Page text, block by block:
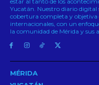
Yucatán. Nuestro diario
cobertura completa y objetiva
internacionales, con un
la comunidad de Mérida y sus
MÉRIDA